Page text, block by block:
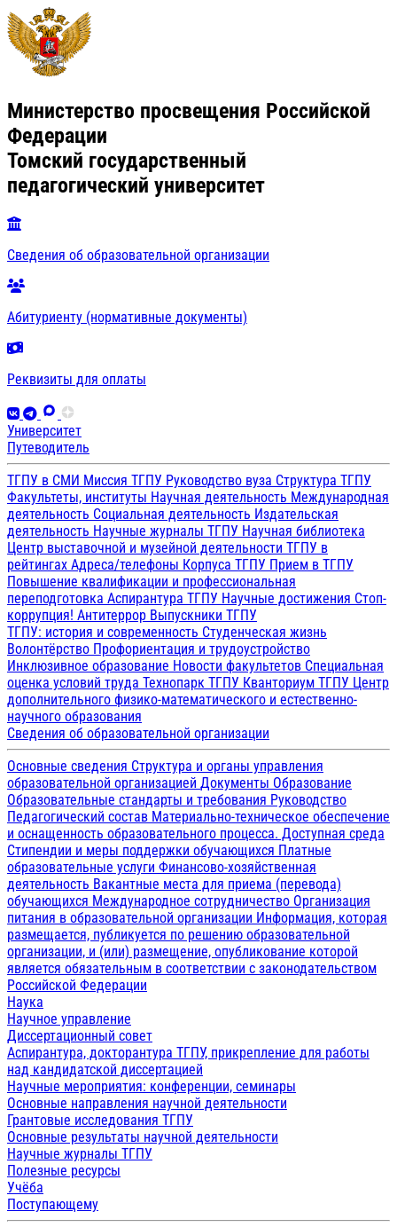
Министерство просвещения Российской
Федерации
Томский государственный
педагогический университет
Сведения об образовательной организации
Абитуриенту (нормативные документы)
Реквизиты для оплаты
Университет
Путеводитель
ТГПУ в СМИ Миссия ТГПУ Руководство вуза Структура ТГПУ
Факультеты, институты Научная деятельность Международная
деятельность Социальная деятельность Издательская
деятельность Научные журналы ТГПУ Научная библиотека
Центр выставочной и музейной деятельности ТГПУ в
рейтингах Адреса/телефоны Корпуса ТГПУ Прием в ТГПУ
Повышение квалификации и профессиональная
переподготовка Аспирантура ТГПУ Научные достижения Стоп-
коррупция! Антитеррор Выпускники ТГПУ
ТГПУ: история и современность Студенческая жизнь
Волонтёрство Профориентация и трудоустройство
Инклюзивное образование Новости факультетов Специальная
оценка условий труда Технопарк ТГПУ Кванториум ТГПУ Центр
дополнительного физико-математического и естественно-
научного образования
Сведения об образовательной организации
Основные сведения Структура и органы управления
образовательной организацией Документы Образование
Образовательные стандарты и требования Руководство
Педагогический состав Материально-техническое обеспечение
и оснащенность образовательного процесса. Доступная среда
Стипендии и меры поддержки обучающихся Платные
образовательные услуги Финансово-хозяйственная
деятельность Вакантные места для приема (перевода)
обучающихся Международное сотрудничество Организация
питания в образовательной организации Информация, которая
размещается, публикуется по решению образовательной
организации, и (или) размещение, опубликование которой
является обязательным в соответствии с законодательством
Российской Федерации
Наука
Научное управление
Диссертационный совет
Аспирантура, докторантура ТГПУ, прикрепление для работы
над кандидатской диссертацией
Научные мероприятия: конференции, семинары
Основные направления научной деятельности
Грантовые исследования ТГПУ
Основные результаты научной деятельности
Научные журналы ТГПУ
Полезные ресурсы
Учёба
Поступающему